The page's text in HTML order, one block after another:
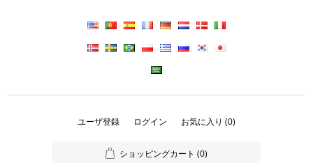
ユーザ登録 ログイン お気に入り (0)
ショッピングカート (0)